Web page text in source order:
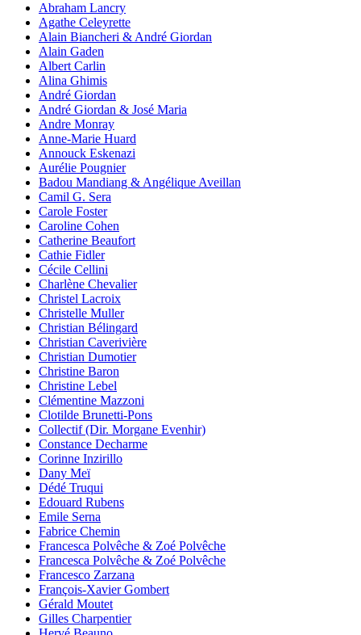
Abraham Lancry
Agathe Celeyrette
Alain Biancheri & André Giordan
Alain Gaden
Albert Carlin
Alina Ghimis
André Giordan
André Giordan & José Maria
Andre Monray
Anne-Marie Huard
Annouck Eskenazi
Aurélie Pougnier
Badou Mandiang & Angélique Aveillan
Camil G. Sera
Carole Foster
Caroline Cohen
Catherine Beaufort
Cathie Fidler
Cécile Cellini
Charlène Chevalier
Christel Lacroix
Christelle Muller
Christian Bélingard
Christian Caverivière
Christian Dumotier
Christine Baron
Christine Lebel
Clémentine Mazzoni
Clotilde Brunetti-Pons
Collectif (Dir. Morgane Evenhir)
Constance Decharme
Corinne Inzirillo
Dany Meï
Dédé Truqui
Edouard Rubens
Emile Serna
Fabrice Chemin
Francesca Polvêche & Zoé Polvêche
Francesca Polvêche & Zoé Polvêche
Francesco Zarzana
François-Xavier Gombert
Gérald Moutet
Gilles Charpentier